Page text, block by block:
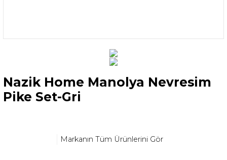
Nazik Home Manolya Nevresim
Pike Set-Gri
Markanın Tüm Ürünlerini Gör